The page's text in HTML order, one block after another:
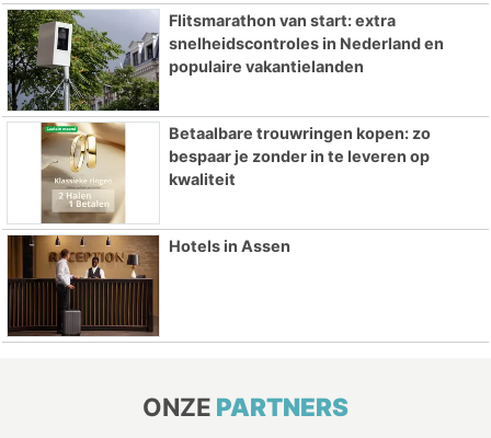
Flitsmarathon van start: extra
snelheidscontroles in Nederland en
populaire vakantielanden
Betaalbare trouwringen kopen: zo
bespaar je zonder in te leveren op
kwaliteit
Hotels in Assen
ONZE PARTNERS